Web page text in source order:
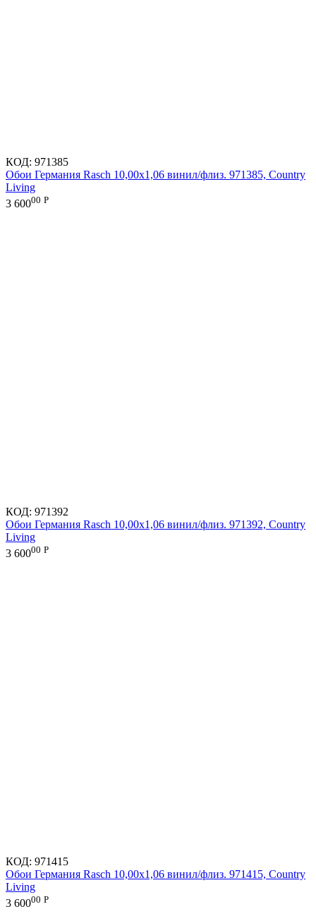
КОД: 971385
Обои Германия Rasch 10,00x1,06 винил/флиз. 971385, Country
Living
3 60000 Р
КОД: 971392
Обои Германия Rasch 10,00x1,06 винил/флиз. 971392, Country
Living
3 60000 Р
КОД: 971415
Обои Германия Rasch 10,00x1,06 винил/флиз. 971415, Country
Living
3 60000 Р